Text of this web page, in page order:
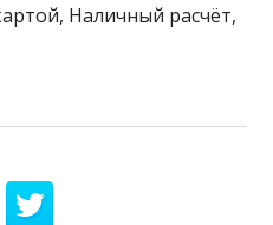
Наличный расчёт,